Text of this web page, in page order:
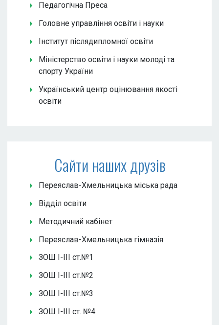
Педагогічна Преса
Головне управління освіти і науки
Інститут післядипломної освіти
Міністерство освіти і науки молоді та
спорту України
Український центр оцінювання якості
освіти
Сайти наших друзів
Переяслав-Хмельницька міська рада
Відділ освіти
Методичний кабінет
Переяслав-Хмельницька гімназія
ЗОШ І-ІІІ ст.№1
ЗОШ І-ІІІ ст.№2
ЗОШ І-ІІІ ст.№3
ЗОШ І-ІІІ ст. №4